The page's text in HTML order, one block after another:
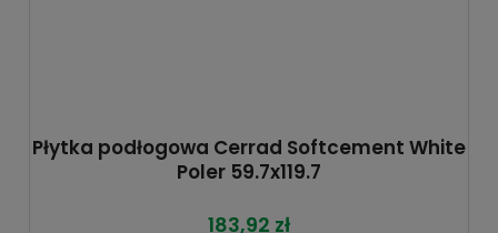
Płytka podłogowa Cerrad Softcement White
Poler 59.7x119.7
183,92 zł